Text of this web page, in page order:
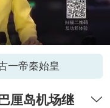
一帝秦始皇
厘岛机场继